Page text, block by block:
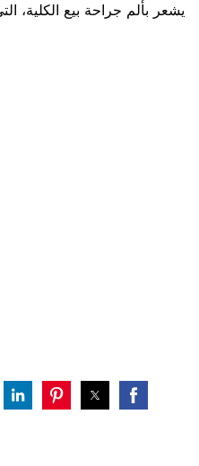
يشعر بألم جراحة بيع الكلية،